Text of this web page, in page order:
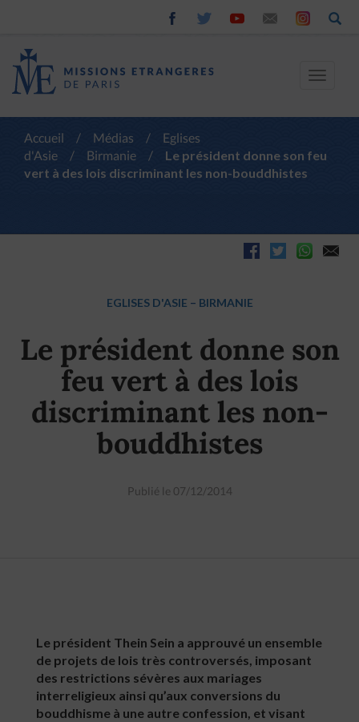
Toggle
Accueil / Médias /
Eglises
d'Asie
/ Birmanie /
Le président donne son feu
vert à des lois discriminant les non-bouddhistes
EGLISES D'ASIE – BIRMANIE
Le président donne son
feu vert à des lois
discriminant les non-
bouddhistes
Publié le 07/12/2014
Le président Thein Sein a approuvé un ensemble
de projets de lois très controversés, imposant
des restrictions sévères aux mariages
interreligieux ainsi qu’aux conversions du
bouddhisme à une autre confession, et visant